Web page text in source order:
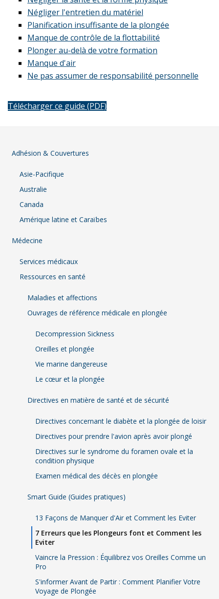
Négliger l'entretien du matériel
Planification insuffisante de la plongée
Manque de contrôle de la flottabilité
Plonger au-delà de votre formation
Manque d'air
Ne pas assumer de responsabilité personnelle
Télécharger ce guide (PDF)
Adhésion & Couvertures
Asie-Pacifique
Australie
Canada
Amérique latine et Caraïbes
Médecine
Services médicaux
Ressources en santé
Maladies et affections
Ouvrages de référence médicale en plongée
Decompression Sickness
Oreilles et plongée
Vie marine dangereuse
Le cœur et la plongée
Directives en matière de santé et de sécurité
Directives concernant le diabète et la plongée de loisir
Directives pour prendre l'avion après avoir plongé
Directives sur le syndrome du foramen ovale et la
condition physique
Examen médical des décès en plongée
Smart Guide (Guides pratiques)
13 Façons de Manquer d'Air et Comment les Eviter
7 Erreurs que les Plongeurs font et Comment les
Eviter
Vaincre la Pression : Équilibrez vos Oreilles Comme un
Pro
S'informer Avant de Partir : Comment Planifier Votre
Voyage de Plongée